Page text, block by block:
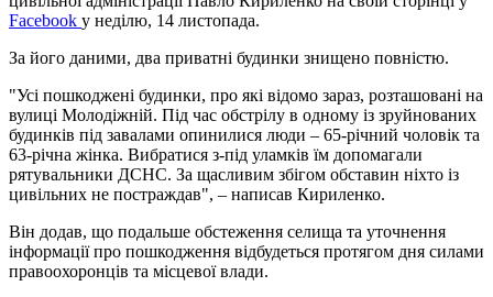
Facebook у неділю, 14 листопада.
За його даними, два приватні будинки знищено повністю.
"Усі пошкоджені будинки, про які відомо зараз, розташовані на
вулиці Молодіжній. Під час обстрілу в одному із зруйнованих
будинків під завалами опинилися люди – 65-річний чоловік та
63-річна жінка. Вибратися з-під уламків їм допомагали
рятувальники ДСНС. За щасливим збігом обставин ніхто із
цивільних не постраждав", – написав Кириленко.
Він додав, що подальше обстеження селища та уточнення
інформації про пошкодження відбудеться протягом дня силами
правоохоронців та місцевої влади.